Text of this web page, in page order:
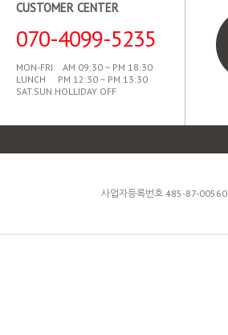
CUSTOMER CENTER
070-4099-5235
MON-FRI AM 09:30 ~ PM 18:30
LUNCH PM 12:30 ~ PM 13:30
SAT.SUN.HOLLIDAY OFF
사업자등록번호 485-87-00560